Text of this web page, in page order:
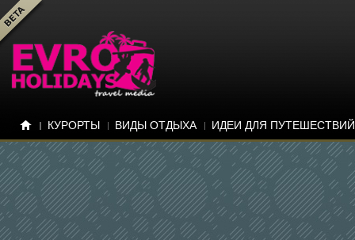
КУРОРТЫ ВИДЫ ОТДЫХА ИДЕИ ДЛЯ ПУТЕШЕСТВИЙ